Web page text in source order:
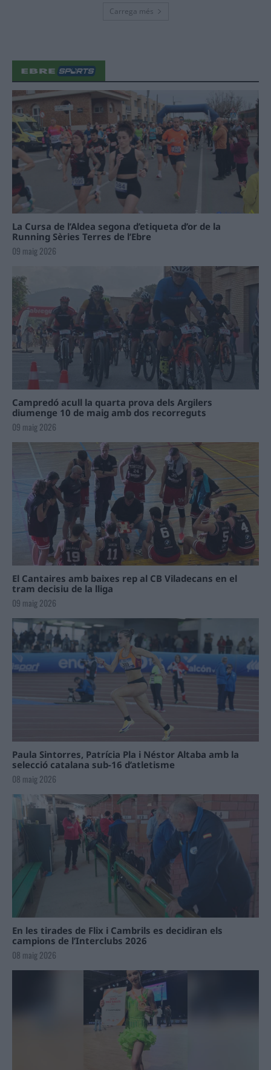
Carrega més
La Cursa de l’Aldea segona d’etiqueta d’or de la
Running Sèries Terres de l’Ebre
09 maig 2026
Campredó acull la quarta prova dels Argilers
diumenge 10 de maig amb dos recorreguts
09 maig 2026
El Cantaires amb baixes rep al CB Viladecans en el
tram decisiu de la lliga
09 maig 2026
Paula Sintorres, Patrícia Pla i Néstor Altaba amb la
selecció catalana sub-16 d’atletisme
08 maig 2026
En les tirades de Flix i Cambrils es decidiran els
campions de l’Interclubs 2026
08 maig 2026